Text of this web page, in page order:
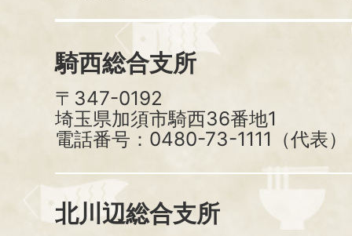
騎西総合支所
〒347-0192
埼玉県加須市騎西36番地1
電話番号：0480-73-1111（代表）
北川辺総合支所